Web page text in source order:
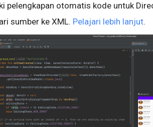
pelengkapan otomatis kode untuk
sumber ke XML. Pelajari lebih lanjut.